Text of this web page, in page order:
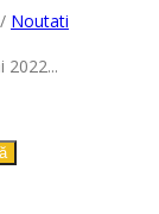
/ Noutati
2022...